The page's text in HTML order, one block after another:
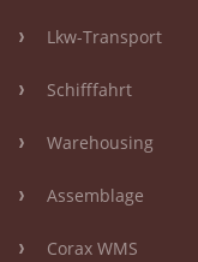
Lkw-Transport
Schifffahrt
Warehousing
Assemblage
Corax WMS